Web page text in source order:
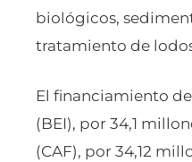
biológicos,
tratamiento de
El financiamiento
(BEI), por 34,1
(CAF), por 34,12